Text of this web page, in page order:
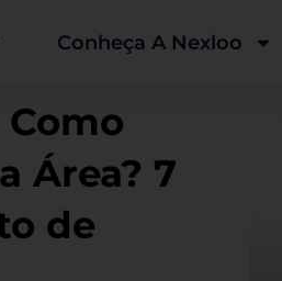
Conheça A Nexloo
Como
Área? 7
de